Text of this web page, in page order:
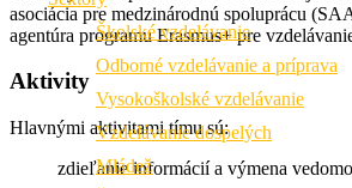
Školské vzdelávanie
Odborné vzdelávanie a príprava
Vysokoškolské vzdelávanie
Vzdelávanie dospelých
Mládež
asociácia pre medzinárodnú spoluprácu
agentúra programu Erasmus+ pre
Aktivity
Hlavnými aktivitami tímu sú:
zdieľanie informácií a výmena